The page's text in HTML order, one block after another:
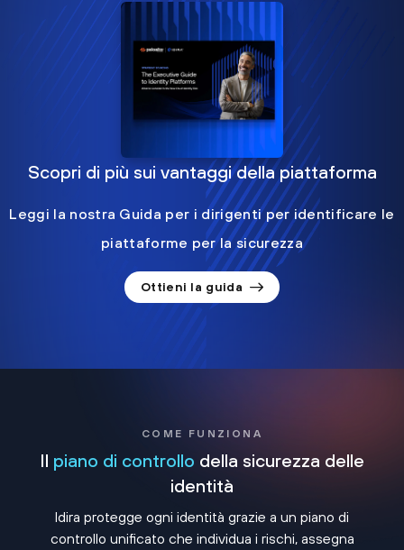
Scopri di più sui vantaggi della piattaforma
Leggi la nostra Guida per i dirigenti per identificare le
piattaforme per la sicurezza
Ottieni la guida
COME FUNZIONA
Il piano di controllo della sicurezza delle
identità
Idira protegge ogni identità grazie a un piano di
controllo unificato che individua i rischi, assegna